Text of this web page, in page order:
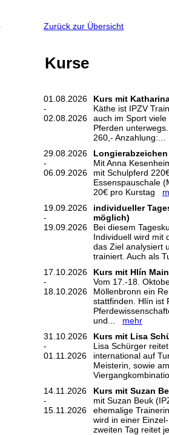
Zurück zur Übersicht
Kurse
01.08.2026
-
02.08.2026
Kurs mit
Käthe ist IPZV
auch im Sport
Pferden
260,-
29.08.2026
-
06.09.2026
Mit Anna
mit Schulpferd
Essenspauschale
20€ pro Kurstag
19.09.2026
-
19.09.2026
individueller
möglich)
Bei diesem
Individuell wird mit
das Ziel analysiert
trainiert. Auch als
17.10.2026
-
18.10.2026
Kurs mit Hlín
Vom 17.-18.
Möllenbronn ein
stattfinden. Hlín ist
und... mehr
31.10.2026
-
01.11.2026
Kurs mit Lisa
Lisa Schürger
international auf
Meisterin, sowie
14.11.2026
-
15.11.2026
Kurs mit Suzan
mit Suzan Beuk
ehemalige
wird in einer
zweiten Tag reitet